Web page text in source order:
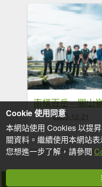
南橫百岳—關山
2023-12-21
Cookie 使用同意
本網站使用 Cookies 以提
關資料。繼續使用本網站
您想進一步了解，請參閱